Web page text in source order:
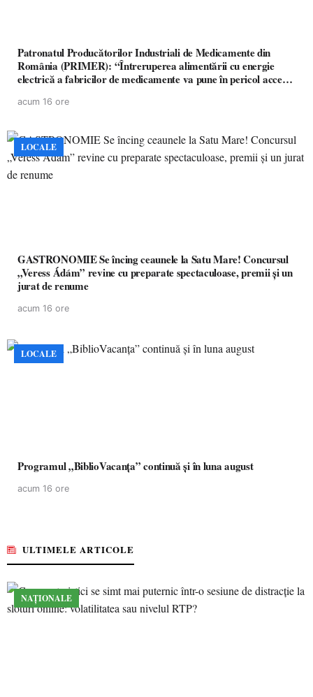
Patronatul Producătorilor Industriali de Medicamente din
România (PRIMER): “Întreruperea alimentării cu energie
electrică a fabricilor de medicamente va pune în pericol accesul
acum 16 ore
LOCALE
GASTRONOMIE Se încing ceaunele la Satu Mare! Concursul
„Veress Ádám” revine cu preparate spectaculoase, premii și un
jurat de renume
acum 16 ore
LOCALE
Programul „BiblioVacanța” continuă și în luna august
acum 16 ore
ULTIMELE ARTICOLE
NAȚIONALE